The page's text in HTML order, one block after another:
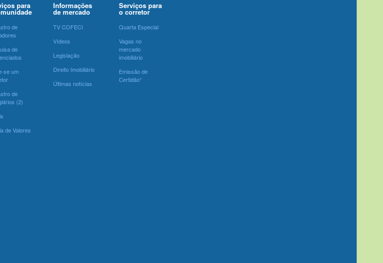
para
de
de
se um
de
(2)
de Valores
Informações
de mercado
TV COFECI
Vídeos
Legislação
Direito Imobiliário
Últimas notícias
Serviços para
o corretor
Quarta Especial
Vagas no
mercado
imobiliário
Emissão de
Certidão*